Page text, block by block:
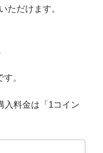
ただけます。
。
入料金は「1コイン